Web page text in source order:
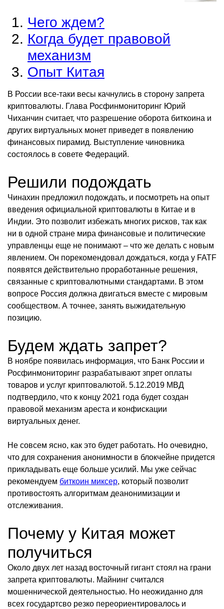
Чего ждем?
Когда будет правовой
механизм
Опыт Китая
В России все-таки весы качнулись в сторону запрета
криптовалюты. Глава Росфинмониторинг Юрий
Чиханчин считает, что разрешение оборота биткоина и
других виртуальных монет приведет в появлению
финансовых пирамид. Выступление чиновника
состоялось в совете Федераций.
Решили подождать
Чинахин предложил подождать, и посмотреть на опыт
введения официальной криптовалюты в Китае и в
Индии. Это позволит избежать многих рисков, так как
ни в одной стране мира финансовые и политические
управленцы еще не понимают – что же делать с новым
явлением. Он порекомендовал дождаться, когда у FATF
появятся действительно проработанные решения,
связанные с криптовалютными стандартами. В этом
вопросе Россия должна двигаться вместе с мировым
сообществом. А точнее, занять выжидательную
позицию.
Будем ждать запрет?
В ноябре появилась информация, что Банк России и
Росфинмониторинг разрабатывают зпрет оплаты
товаров и услуг криптовалютой. 5.12.2019 МВД
подтвердило, что к концу 2021 года будет создан
правовой механизм ареста и конфискации
виртуальных денег.
Не совсем ясно, как это будет работать. Но очевидно,
что для сохранения анонимности в блокчейне придется
прикладывать еще больше усилий. Мы уже сейчас
рекомендуем биткоин миксер, который позволит
противостоять алгоритмам деанонимизации и
отслеживания.
Почему у Китая может
получиться
Около двух лет назад восточный гигант стоял на грани
запрета криптовалюты. Майнинг считался
мошеннической деятельностью. Но неожиданно для
всех государтсво резко переориентировалось и